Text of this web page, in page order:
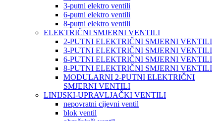
3-putni elektro ventili
6-putni elektro ventili
8-putni elektro ventili
ELEKTRIČNI SMJERNI VENTILI
2-PUTNI ELEKTRIČNI SMJERNI VENTILI
3-PUTNI ELEKTRIČNI SMJERNI VENTILI
6-PUTNI ELEKTRIČNI SMJERNI VENTILI
8-PUTNI ELEKTRIČNI SMJERNI VENTILI
MODULARNI 2-PUTNI ELEKTRIČNI
SMJERNI VENTILI
LINIJSKI-UPRAVLJAČKI VENTILI
nepovratni cijevni ventil
blok ventil